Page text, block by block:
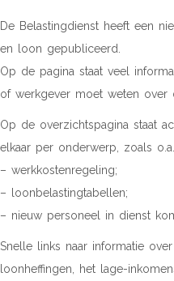
De Belastingdienst heeft een
en loon gepubliceerd.
Op de pagina staat veel
of werkgever moet weten over
Op de overzichtspagina staat
elkaar per onderwerp, zoals
– werkkostenregeling;
– loonbelastingtabellen;
– nieuw personeel in dienst
Snelle links naar informatie
loonheffingen, het lage-